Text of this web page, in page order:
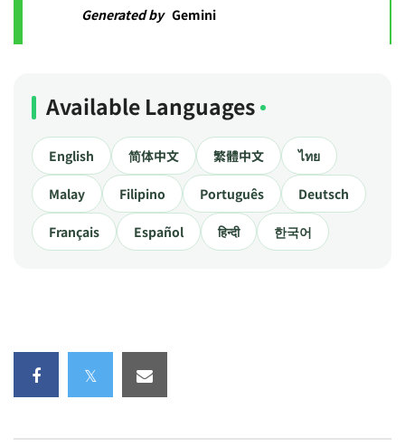
Generated by Gemini
Available Languages
English 简体中文 繁體中文 ไทย
Malay Filipino Português Deutsch
Français Español हिन्दी 한국어